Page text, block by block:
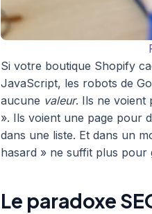
Si votre boutique Shopify
JavaScript, les robots de
aucune valeur. Ils ne voient
». Ils voient une page pour
dans une liste. Et dans un
hasard » ne suffit plus pour
Le paradoxe